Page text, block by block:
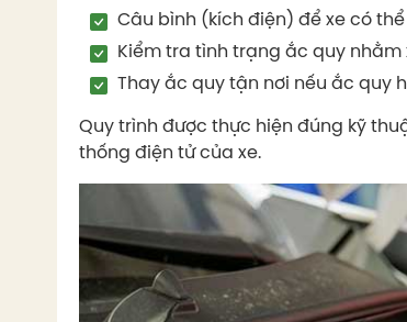
Câu bình (kích điện) để xe có
Kiểm tra tình trạng ắc quy
Thay ắc quy tận nơi nếu ắc quy
Quy trình được thực hiện đúng kỹ
thống điện tử của xe.